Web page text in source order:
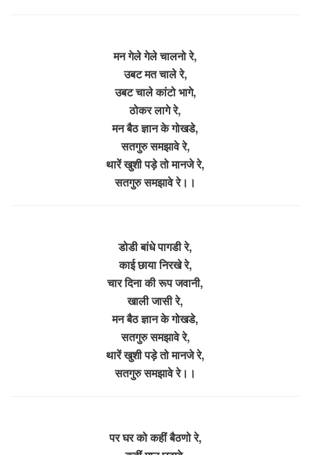
मन गेले गेले चालनो रे,
उबट मत चाले रे,
उबट चाले कांटो भागे,
ठोकर लागे रे,
मन बैठ ज्ञान के गोखडे,
सतगुरु समझावे रे,
थारें खुशी पड़े तो मानजे रे,
सतगुरु समझावे रे।।
डोडी बांधे पागडी रे,
काई छाया निरखे रे,
चार दिना की रूप जवानी,
खाली जासी रे,
मन बैठ ज्ञान के गोखडे,
सतगुरु समझावे रे,
थारें खुशी पड़े तो मानजे रे,
सतगुरु समझावे रे।।
पर घर को कहीं बैठणो रे,